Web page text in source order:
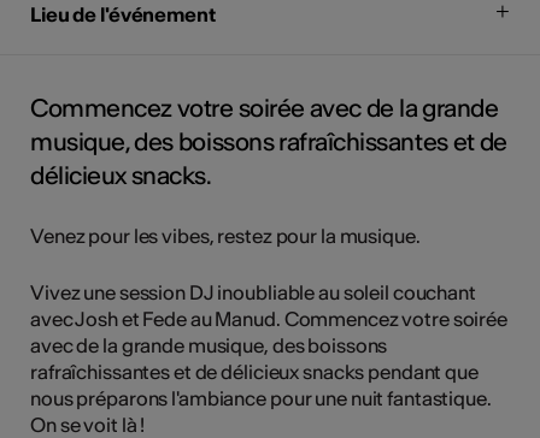
Lieu de l'événement
Commencez votre soirée avec de la grande
musique, des boissons rafraîchissantes et de
délicieux snacks.
Venez pour les vibes, restez pour la musique.
Vivez une session DJ inoubliable au soleil couchant
avec Josh et Fede au Manud. Commencez votre soirée
avec de la grande musique, des boissons
rafraîchissantes et de délicieux snacks pendant que
nous préparons l'ambiance pour une nuit fantastique.
On se voit là !